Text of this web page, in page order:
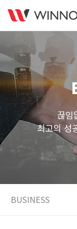
끊임
최고의 성
BUSINESS